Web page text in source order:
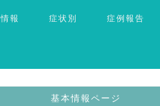
情報 症状別 症例報告
基本情報ページ